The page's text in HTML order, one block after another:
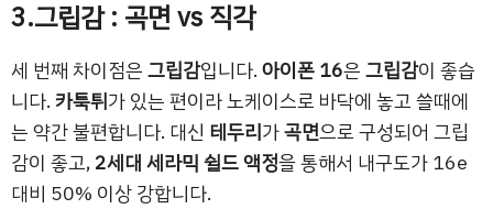
3.그립감 : 곡면 vs 직각
세 번째 차이점은그립감입니다.아이폰 16은그립감이 좋습
니다.카툭튀가 있는 편이라 노케이스로 바닥에 놓고 쓸때에
는 약간 불편합니다. 대신 테두리가곡면으로 구성되어 그립
감이 좋고,2세대 세라믹 쉴드 액정을 통해서 내구도가 16e
대비 50% 이상 강합니다.